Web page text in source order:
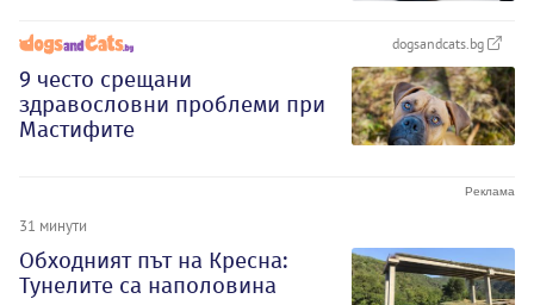
dogsandcats.bg
9 често срещани
здравословни проблеми при
Мастифите
31 минути
Обходният път на Кресна:
Тунелите са наполовина